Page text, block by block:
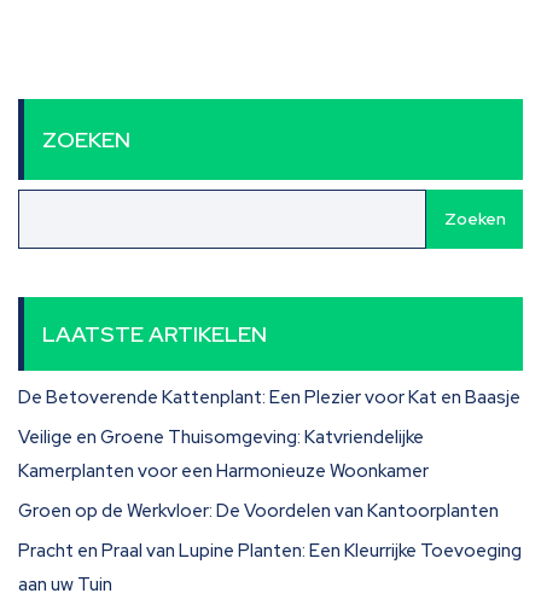
ZOEKEN
Zoeken
LAATSTE ARTIKELEN
De Betoverende Kattenplant: Een Plezier voor Kat en Baasje
Veilige en Groene Thuisomgeving: Katvriendelijke
Kamerplanten voor een Harmonieuze Woonkamer
Groen op de Werkvloer: De Voordelen van Kantoorplanten
Pracht en Praal van Lupine Planten: Een Kleurrijke Toevoeging
aan uw Tuin